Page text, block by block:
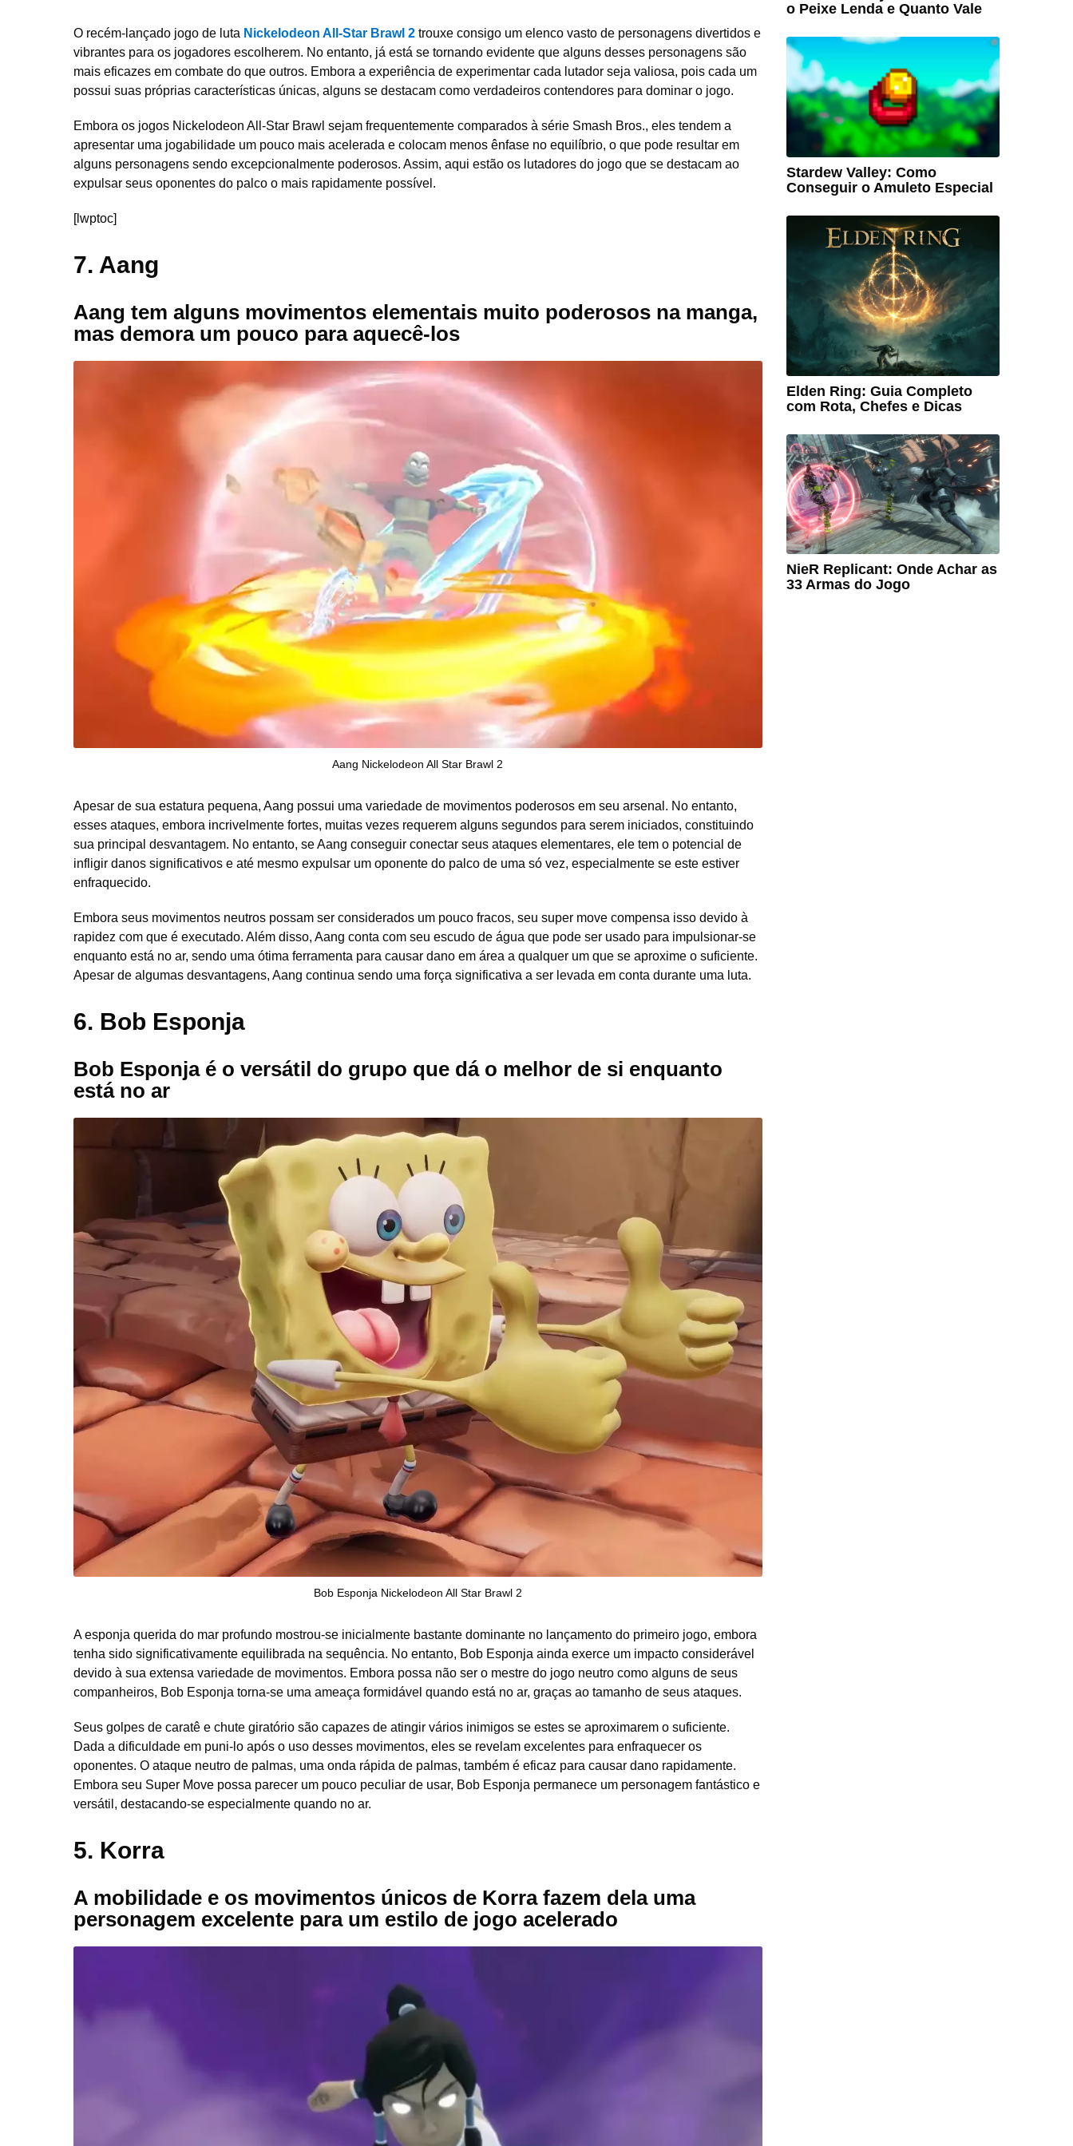
O recém-lançado jogo de luta Nickelodeon All-Star Brawl 2 trouxe consigo um elenco vasto de personagens divertidos e
vibrantes para os jogadores escolherem. No entanto, já está se tornando evidente que alguns desses personagens são
mais eficazes em combate do que outros. Embora a experiência de experimentar cada lutador seja valiosa, pois cada um
possui suas próprias características únicas, alguns se destacam como verdadeiros contendores para dominar o jogo.
Embora os jogos Nickelodeon All-Star Brawl sejam frequentemente comparados à série Smash Bros., eles tendem a
apresentar uma jogabilidade um pouco mais acelerada e colocam menos ênfase no equilíbrio, o que pode resultar em
alguns personagens sendo excepcionalmente poderosos. Assim, aqui estão os lutadores do jogo que se destacam ao
expulsar seus oponentes do palco o mais rapidamente possível.
[lwptoc]
7. Aang
Aang tem alguns movimentos elementais muito poderosos na manga,
mas demora um pouco para aquecê-los
Aang Nickelodeon All Star Brawl 2
Apesar de sua estatura pequena, Aang possui uma variedade de movimentos poderosos em seu arsenal. No entanto,
esses ataques, embora incrivelmente fortes, muitas vezes requerem alguns segundos para serem iniciados, constituindo
sua principal desvantagem. No entanto, se Aang conseguir conectar seus ataques elementares, ele tem o potencial de
infligir danos significativos e até mesmo expulsar um oponente do palco de uma só vez, especialmente se este estiver
enfraquecido.
Embora seus movimentos neutros possam ser considerados um pouco fracos, seu super move compensa isso devido à
rapidez com que é executado. Além disso, Aang conta com seu escudo de água que pode ser usado para impulsionar-se
enquanto está no ar, sendo uma ótima ferramenta para causar dano em área a qualquer um que se aproxime o suficiente.
Apesar de algumas desvantagens, Aang continua sendo uma força significativa a ser levada em conta durante uma luta.
6. Bob Esponja
Bob Esponja é o versátil do grupo que dá o melhor de si enquanto
está no ar
Bob Esponja Nickelodeon All Star Brawl 2
A esponja querida do mar profundo mostrou-se inicialmente bastante dominante no lançamento do primeiro jogo, embora
tenha sido significativamente equilibrada na sequência. No entanto, Bob Esponja ainda exerce um impacto considerável
devido à sua extensa variedade de movimentos. Embora possa não ser o mestre do jogo neutro como alguns de seus
companheiros, Bob Esponja torna-se uma ameaça formidável quando está no ar, graças ao tamanho de seus ataques.
Seus golpes de caratê e chute giratório são capazes de atingir vários inimigos se estes se aproximarem o suficiente.
Dada a dificuldade em puni-lo após o uso desses movimentos, eles se revelam excelentes para enfraquecer os
oponentes. O ataque neutro de palmas, uma onda rápida de palmas, também é eficaz para causar dano rapidamente.
Embora seu Super Move possa parecer um pouco peculiar de usar, Bob Esponja permanece um personagem fantástico e
versátil, destacando-se especialmente quando no ar.
5. Korra
A mobilidade e os movimentos únicos de Korra fazem dela uma
personagem excelente para um estilo de jogo acelerado
o Peixe Lenda e Quanto Vale
Stardew Valley: Como
Conseguir o Amuleto Especial
Elden Ring: Guia Completo
com Rota, Chefes e Dicas
NieR Replicant: Onde Achar as
33 Armas do Jogo